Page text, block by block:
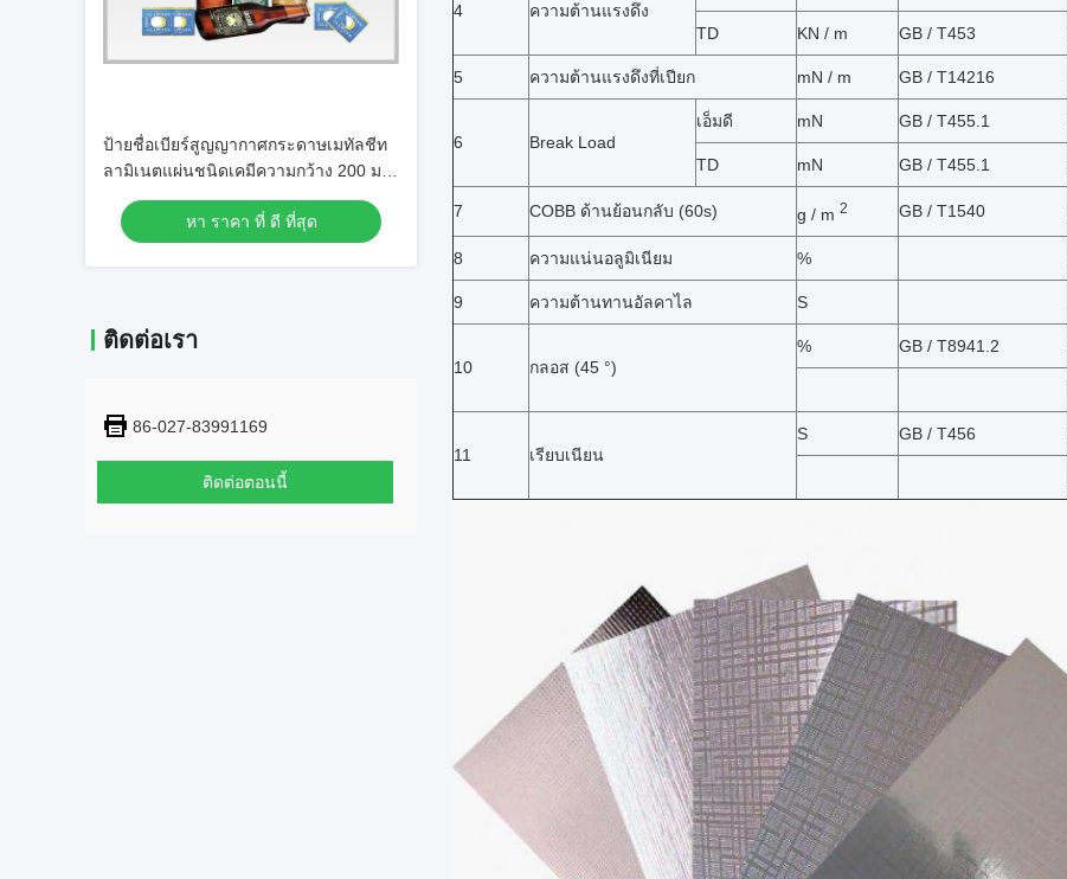
ป้ายชื่อเบียร์สูญญากาศกระดาษเมทัลชีท
ลามิเนตแผ่นชนิดเคมีความกว้าง 200 มม
2000 มม
หา ราคา ที่ ดี ที่สุด
ติดต่อเรา
86-027-83991169
ติดต่อตอนนี้
4 ความต้านแรงดึง
TD KN / m GB / T453
5 ความต้านแรงดึงที่เปียก mN / m GB / T14216
6 Break Load
เอ็มดี mN GB / T455.1
TD mN GB / T455.1
7 COBB ด้านย้อนกลับ (60s) g / m 2 GB / T1540
8 ความแน่นอลูมิเนียม %
9 ความต้านทานอัลคาไล S
10 กลอส (45 °)
% GB / T8941.2
11 เรียบเนียน
S GB / T456